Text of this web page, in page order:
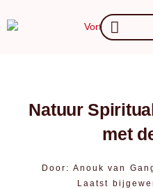
naar
Search
...
Natuur
met
Door: Anouk van
Laatst